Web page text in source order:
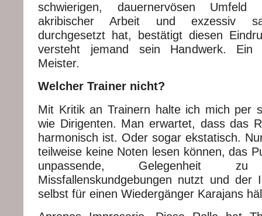
schwierigen, dauernervösen
akribischer Arbeit und exzessiv
durchgesetzt hat, bestätigt diesen
versteht jemand sein Handwerk. Ein
Meister.
Welcher Trainer nicht?
Mit Kritik an Trainern halte ich mich per
wie Dirigenten. Man erwartet, dass das
harmonisch ist. Oder sogar ekstatisch.
teilweise keine Noten lesen können, das
unpassende, Gelegenheit
Missfallenskundgebungen nutzt und der
selbst für einen Wiedergänger Karajans